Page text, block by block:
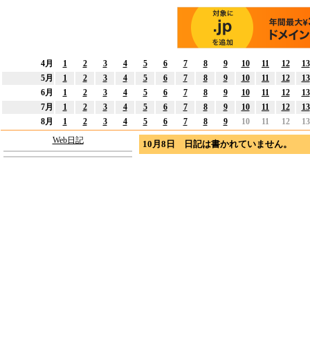
4月 1 2 3 4 5 6 7 8 9 10 11 12
13
5月
1 2 3 4 5 6 7 8 9 10 11 12
13
6月
1 2 3 4 5 6 7 8 9 10 11 12
13
7月
1 2 3 4 5 6 7 8 9 10 11 12
13
8月
1 2 3 4 5 6 7 8 9 10 11 12
13
Web日記
10月8日 日記は書かれていません。